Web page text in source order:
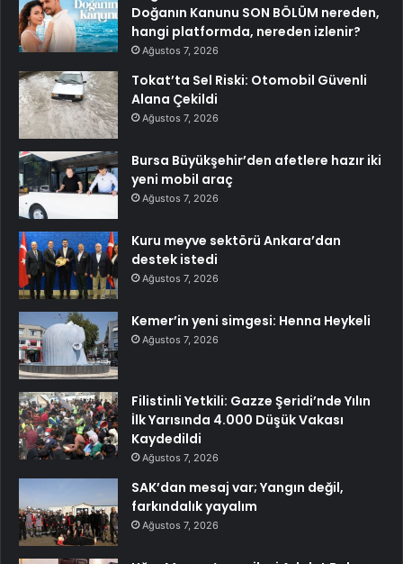
Doğanın Kanunu SON BÖLÜM nereden,
hangi platformda, nereden izlenir?
Ağustos 7, 2026
Tokat’ta Sel Riski: Otomobil Güvenli
Alana Çekildi
Ağustos 7, 2026
Bursa Büyükşehir’den afetlere hazır iki
yeni mobil araç
Ağustos 7, 2026
Kuru meyve sektörü Ankara’dan
destek istedi
Ağustos 7, 2026
Kemer’in yeni simgesi: Henna Heykeli
Ağustos 7, 2026
Filistinli Yetkili: Gazze Şeridi’nde Yılın
İlk Yarısında 4.000 Düşük Vakası
Kaydedildi
Ağustos 7, 2026
SAK’dan mesaj var; Yangın değil,
farkındalık yayalım
Ağustos 7, 2026